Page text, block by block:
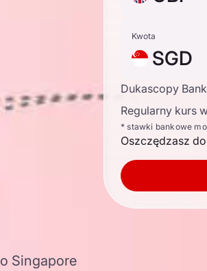
Singapore
Kwota
SGD
Dukascopy
Regularny kurs
* stawki bankowe
Oszczędzasz do